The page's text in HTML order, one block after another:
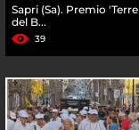
Sapri (Sa). Premio 'Terre
del B...
39